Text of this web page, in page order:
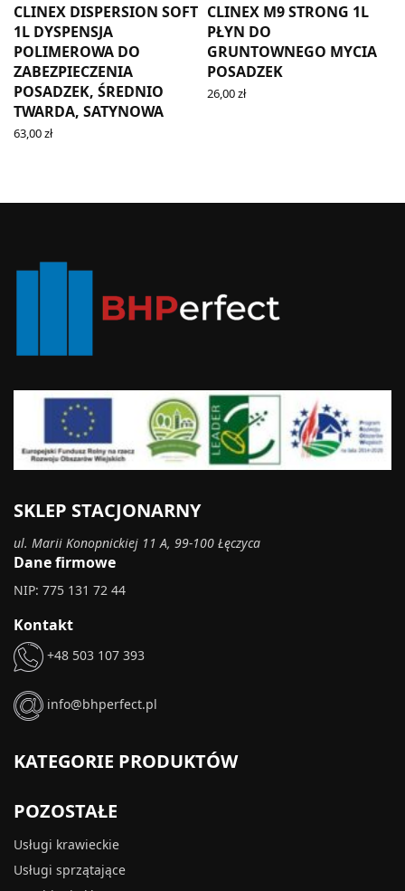
CLINEX DISPERSION SOFT
1L DYSPENSJA
POLIMEROWA DO
ZABEZPIECZENIA
POSADZEK, ŚREDNIO
TWARDA, SATYNOWA
63,00zł
CLINEX M9 STRONG 1L
PŁYN DO
GRUNTOWNEGO MYCIA
POSADZEK
26,00zł
SKLEP STACJONARNY
ul. Marii Konopnickiej 11 A, 99-100 Łęczyca
Dane firmowe
NIP: 775 131 72 44
Kontakt
+48 503 107 393
info@bhperfect.pl
KATEGORIE PRODUKTÓW
POZOSTAŁE
Usługi krawieckie
Usługi sprzątające